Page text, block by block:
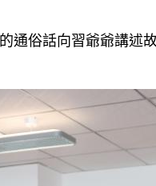
通俗話向習爺爺講